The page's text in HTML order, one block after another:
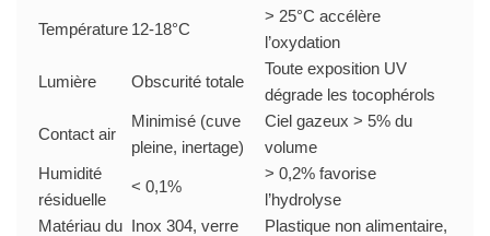
Température 12-18°C
> 25°C accélère
l’oxydation
Lumière Obscurité totale
Toute exposition UV
dégrade les tocophérols
Contact air
Minimisé (cuve
pleine, inertage)
Ciel gazeux > 5% du
volume
Humidité
résiduelle
< 0,1%
> 0,2% favorise
l’hydrolyse
Matériau du Inox 304, verre
Plastique non alimentaire,